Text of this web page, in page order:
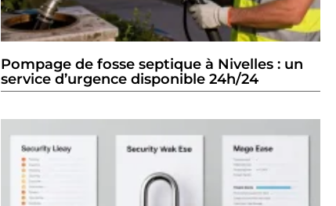
Pompage de fosse septique à Nivelles : un
service d’urgence disponible 24h/24